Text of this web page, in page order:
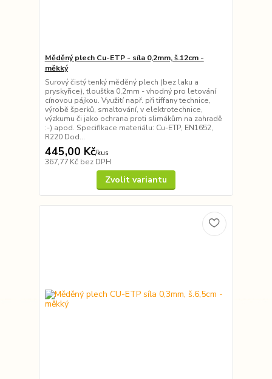
Měděný plech Cu-ETP - síla 0,2mm, š.12cm -
měkký
Surový čistý tenký měděný plech (bez laku a
pryskyřice), tloušťka 0,2mm - vhodný pro letování
cínovou pájkou. Využití např. při tiffany technice,
výrobě šperků, smaltování, v elektrotechnice,
výzkumu či jako ochrana proti slimákům na zahradě
:-) apod. Specifikace materiálu: Cu-ETP, EN1652,
R220 Dod...
445,00 Kč/kus
367,77 Kč bez DPH
Zvolit variantu